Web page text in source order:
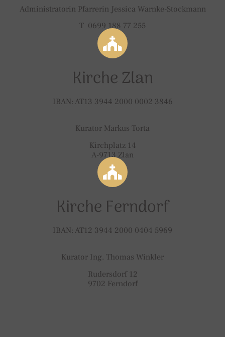
Administratorin Pfarrerin Jessica Warnke-Stockmann
T 0699 188 77 255
Kirche Zlan
IBAN: AT13 3944 2000 0002 3846
Kurator Markus Torta
Kirchplatz 14
A-9713 Zlan
Kirche Ferndorf
IBAN: AT12 3944 2000 0404 5969
Kurator Ing. Thomas Winkler
Rudersdorf 12
9702 Ferndorf